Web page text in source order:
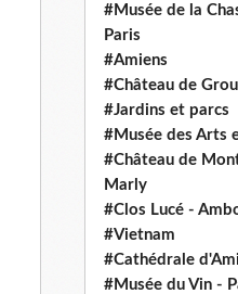
#Musée de la
Paris
#Amiens
#Château de
#Jardins et parcs
#Musée des Arts
#Château de
Marly
#Clos Lucé -
#Vietnam
#Cathédrale
#Musée du Vin -